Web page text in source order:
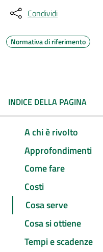
Condividi
Normativa di riferimento
INDICE DELLA PAGINA
A chi è rivolto
Approfondimenti
Come fare
Costi
Cosa serve
Cosa si ottiene
Tempi e scadenze